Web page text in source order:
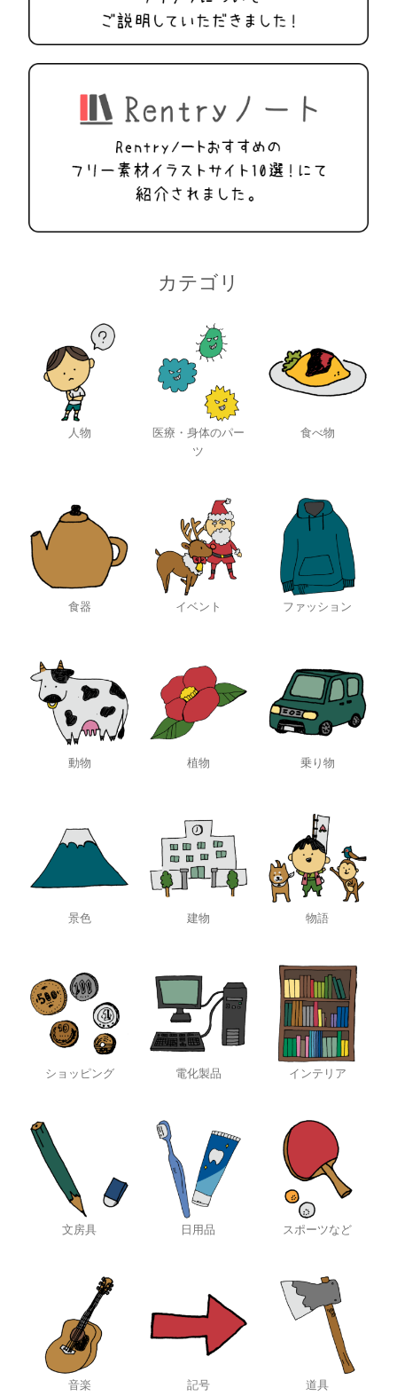
カテゴリ
人物
医療・身体のパー
ツ
食べ物
食器 イベント ファッション
動物 植物 乗り物
景色 建物 物語
ショッピング 電化製品 インテリア
文房具 日用品 スポーツなど
音楽 記号 道具